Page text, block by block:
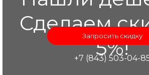
Сделаем
5%!
Запросить скидку
+7 (843) 503-04-